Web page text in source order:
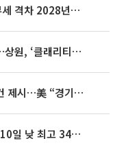
종부세 개편에도…1·3주택 종부세 격차 2028년부터 확대
미국, 가상자산 포괄 규제 속도…상원, ‘클래리티법’ 9월 절차투표 추진
이란, 미국에 호르무즈 합의 조건 제시…美 “경기 아직 안 끝나” [종합]
[내일 날씨] 전국 무더위 계속…10일 낮 최고 34도 육박